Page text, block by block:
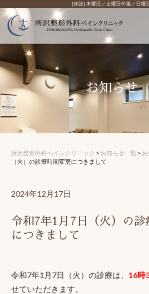
to
content
[休診] 木曜日／土曜日午後／日曜日
お知らせ
所沢整形外科ペインクリニック > お知らせ一覧 >
（火）の診療時間変更につきまして
2024年12月17日
令和7年1月7日（火）の診
につきまして
令和7年1月7日（火）の診療は、 16時
せていただきます。